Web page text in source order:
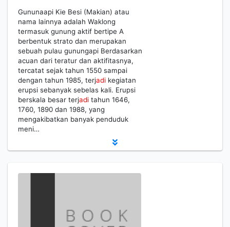
Gununaapi Kie Besi (Makian) atau
nama lainnya adalah Waklong
termasuk gunung aktif bertipe A
berbentuk strato dan merupakan
sebuah pulau gunungapi Berdasarkan
acuan dari teratur dan aktifitasnya,
tercatat sejak tahun 1550 sampai
dengan tahun 1985, terjadi kegiatan
erupsi sebanyak sebelas kali. Erupsi
berskala besar terjadi tahun 1646,
1760, 1890 dan 1988, yang
mengakibatkan banyak penduduk
meni…